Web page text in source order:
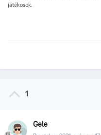
játékosok.
1
Gele